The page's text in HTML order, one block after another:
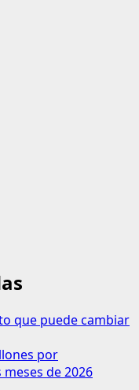
que puede cambiar
por
de 2026